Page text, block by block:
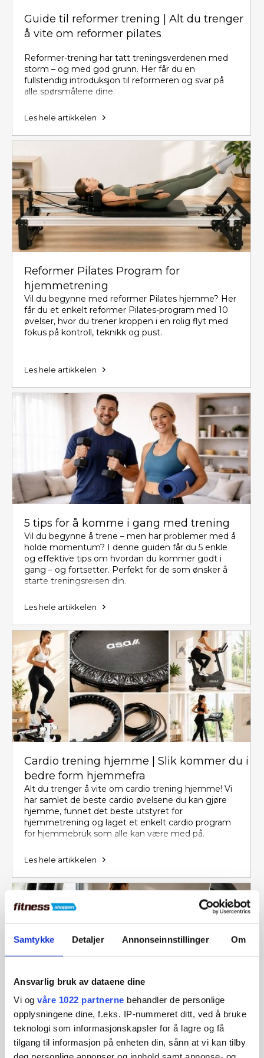
Samtykke Detaljer Annonseinnstillinger Om
Ansvarlig bruk av dataene dine
Vi og våre 1022 partnerne behandler de personlige
opplysningene dine, f.eks. IP-nummeret ditt, ved å bruke
teknologi som informasjonskapsler for å lagre og få
tilgang til informasjon på enheten din, sånn at vi kan tilby
Guide til reformer trening | Alt du trenger
å vite om reformer pilates
Reformer-trening har tatt treningsverdenen med
storm – og med god grunn. Her får du en
fullstendig introduksjon til reformeren og svar på
alle spørsmålene dine.
Les hele artikkelen
Reformer Pilates Program for
hjemmetrening
Vil du begynne med reformer Pilates hjemme? Her
får du et enkelt reformer Pilates-program med 10
øvelser, hvor du trener kroppen i en rolig flyt med
fokus på kontroll, teknikk og pust.
Les hele artikkelen
5 tips for å komme i gang med trening
Vil du begynne å trene – men har problemer med å
holde momentum? I denne guiden får du 5 enkle
og effektive tips om hvordan du kommer godt i
gang – og fortsetter. Perfekt for de som ønsker å
starte treningsreisen din.
Les hele artikkelen
Cardio trening hjemme | Slik kommer du i
bedre form hjemmefra
Alt du trenger å vite om cardio trening hjemme! Vi
har samlet de beste cardio øvelsene du kan gjøre
hjemme, funnet det beste utstyret for
hjemmetrening og laget et enkelt cardio program
for hjemmebruk som alle kan være med på.
Les hele artikkelen
Crosstrainer trening – Slik får du mest
mulig ut av treningen din
I denne guiden går vi gjennom alt om crosstrainer-